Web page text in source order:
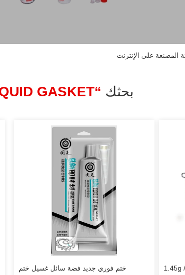
بحثك “LIQUID GASKET”
1.45g / Cc Liquid Rtv Gasket Sealant
ختم فوري جديد فضة سائل غسيل ختم